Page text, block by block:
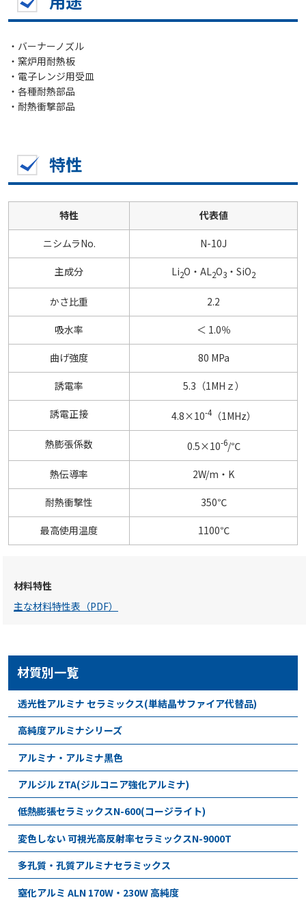
・バーナーノズル
・窯炉用耐熱板
・電子レンジ用受皿
・各種耐熱部品
・耐熱衝撃部品
特性
特性 代表値
ニシムラNo. N-10J
主成分 Li2O・AL2O3 ・SiO2
かさ比重 2.2
吸水率 ＜ 1.0％
曲げ強度 80 MPa
誘電率 5.3（1MHｚ）
誘電正接 4.8×10-4（1MHz）
熱膨張係数 0.5×10-6/℃
熱伝導率 2W/m・K
耐熱衝撃性 350℃
最高使用温度 1100℃
材料特性
主な材料特性表（PDF）
材質別一覧
透光性アルミナ セラミックス(単結晶サファイア代替品)
高純度アルミナシリーズ
アルミナ・アルミナ黒色
アルジル ZTA(ジルコニア強化アルミナ)
低熱膨張セラミックスN-600(コージライト)
変色しない 可視光高反射率セラミックスN-9000T
多孔質・孔質アルミナセラミックス
窒化アルミ ALN 170W・230W 高純度